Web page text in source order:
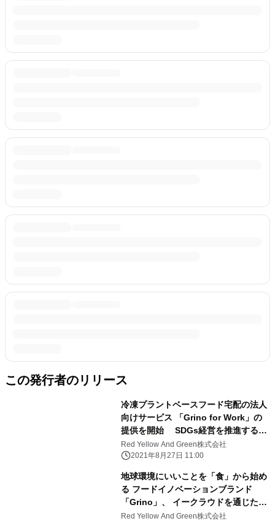
この発行者のリリース
冷凍プラントベースフード宅配の法人
向けサービス 「Grino for Work」の
提供を開始 SDGs経営を推進する
「エキサイト社」が採用
Red Yellow And Green株式会社
2021年8月27日 11:00
地球環境にいいことを「食」から始め
る フードイノベーションブランド
「Grino」、 イークラウドを通じた資
金調達を6月6日に開始
Red Yellow And Green株式会社